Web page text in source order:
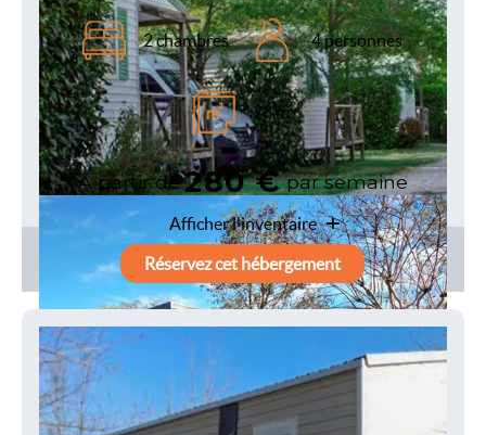
2 chambres 4 personnes
28 m²
A partir de280 €par semaine
Afficher l'inventaire
Réservez cet hébergement